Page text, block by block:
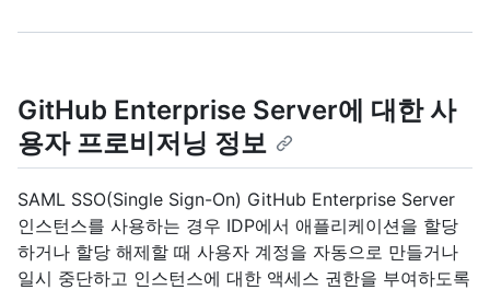
GitHub Enterprise Server에 대한 사
용자 프로비저닝 정보
SAML SSO(Single Sign-On) GitHub Enterprise Server
인스턴스를 사용하는 경우 IDP에서 애플리케이션을 할당
하거나 할당 해제할 때 사용자 계정을 자동으로 만들거나
일시 중단하고 인스턴스에 대한 액세스 권한을 부여하도록